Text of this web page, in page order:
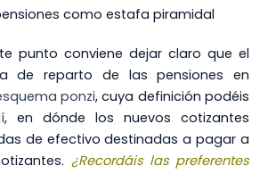
como estafa piramidal
punto conviene dejar claro que el
de reparto de las pensiones en
ponzi, cuya definición podéis
, en dónde los nuevos cotizantes
de efectivo destinadas a pagar a
¿Recordáis las preferentes